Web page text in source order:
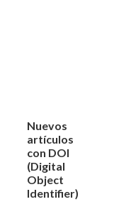
Nuevos
artículos
con DOI
(Digital
Object
Identifier)